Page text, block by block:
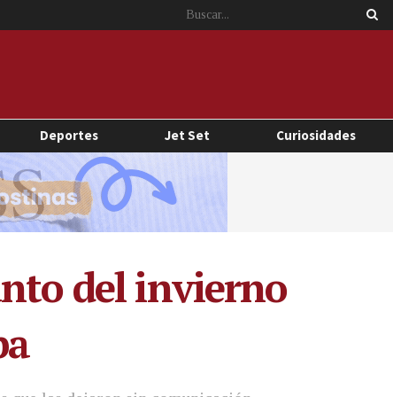
Deportes Jet Set Curiosidades
del invierno